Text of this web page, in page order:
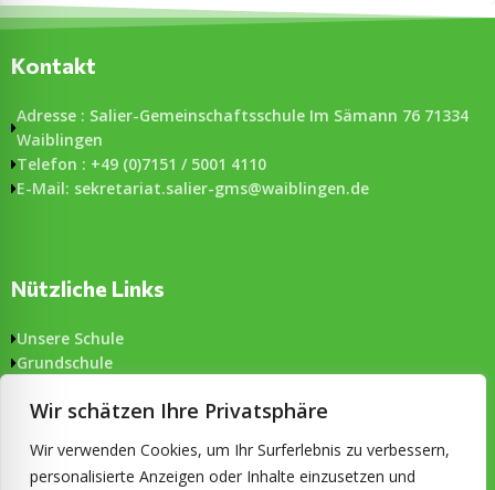
Wir schätzen Ihre Privatsphäre
Wir verwenden Cookies, um Ihr Surferlebnis zu verbessern,
personalisierte Anzeigen oder Inhalte einzusetzen und
Kontakt
Adresse : Salier-Gemeinschaftsschule Im Sämann 76 71334
Waiblingen
Telefon : +49 (0)7151 / 5001 4110
E-Mail: sekretariat.salier-gms@waiblingen.de
Nützliche Links
Unsere Schule
Grundschule
Aktuelles
Impressum & Datenschutz
Barrierefreiheit